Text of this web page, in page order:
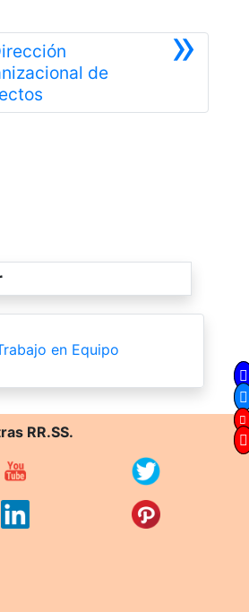
»
de
Siguiente
en Equipo
RR.SS.